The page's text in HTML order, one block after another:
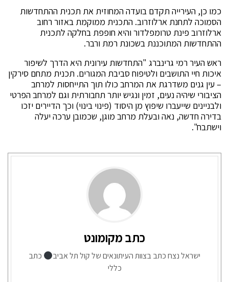
כמו כן, העירייה תקדם בועדה המחוזית את תכנית ההתחדשות
הסמוכה לתחנת ארלוזרוב. התכנית ממוקמת באזור רחוב
ארלוזרוב פינת טרומפלדור והיא חופפת בחלקה לתכנית
ההתחדשות המתוכננת בשכונת רמת ורבר.
ראש העיר רמי גרינברג "התחדשות עירונית היא הדרך לשיפור
איכות חיי התושבים ולטיפוח סביבת המגורים. תכנית מתחם סירקין
– עין גנים משדרגת את המרחב כולו תוך התייחסות למרחב
הציבורי שיהיה נעים, זמין ונגיש יותר תחבורתית וגם למרחב הפרטי
ולבניינים שייעברו שיפוץ מן היסוד (פינוי בינוי) וכך הדיירים יזכו
בדירה חדשה, נאה ובעלת מרחב מוגן, שכמובן ערכה יעלה
וישתבח".
כתב מקומונט
ישראל נצח כתב בצוות העיתונאים של קול תל אביב
כתב
כללי